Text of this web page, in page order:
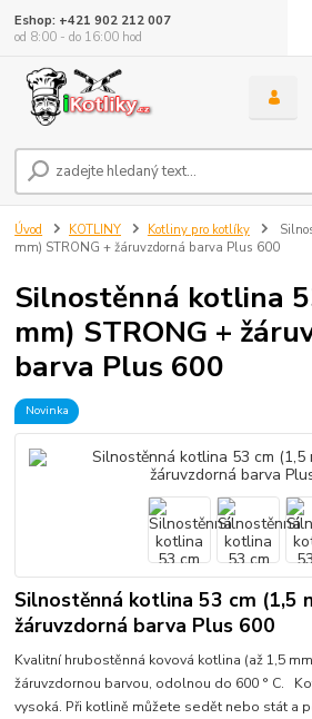
Eshop: +421 902 212 007
od 8:00 - do 16:00 hod
Úvod KOTLINY Kotliny pro kotlíky
mm) STRONG + žáruvzdorná barva Plus 600
Silnostěnná kotlina
mm) STRONG +
barva Plus 600
Novinka
Silnostěnná kotlina 53 cm (1,5
žáruvzdorná barva Plus 600
Kvalitní hrubostěnná kovová kotlina (až 1,5
žáruvzdornou barvou, odolnou do 600 ° C.
vysoká. Při kotlině můžete sedět nebo stát a